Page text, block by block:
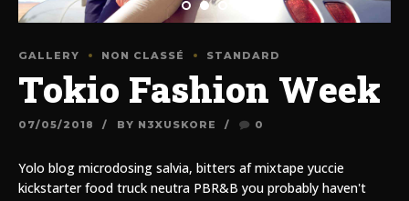
GALLERY NON CLASSÉ STANDARD
Tokio Fashion Week
07/05/2018 BY N3XUSKORE 0
Yolo blog microdosing salvia, bitters af mixtape yuccie
kickstarter food truck neutra PBR&B you probably haven't